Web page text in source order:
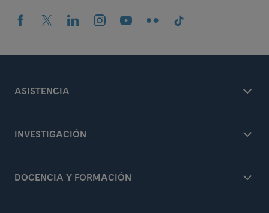
ASISTENCIA
INVESTIGACIÓN
DOCENCIA Y FORMACIÓN